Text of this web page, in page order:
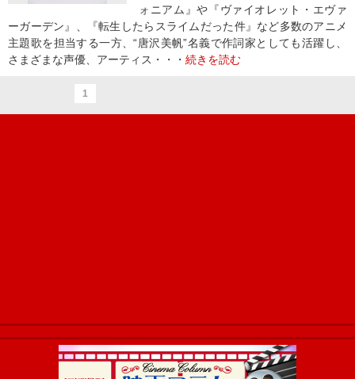
ォニアム』や『ヴァイオレット・エヴァ
ーガーデン』、『転生したらスライムだった件』など多数のアニメ
主題歌を担当する一方、“唐沢美帆”名義で作詞家としても活躍し、
さまざまな声優、アーティス・・・ 続きを読む
1